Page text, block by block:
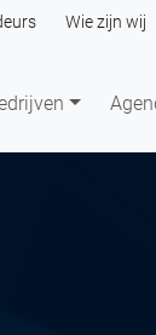
Wie zijn wij